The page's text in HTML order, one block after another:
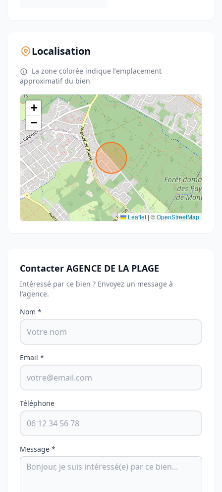
Localisation
La zone colorée indique l'emplacement
approximatif du bien
+
−
Leaflet | ©OpenStreetMap
Contacter AGENCE DE LA PLAGE
Intéressé par ce bien ? Envoyez un message à
l'agence.
Nom *
Email *
Téléphone
Message *